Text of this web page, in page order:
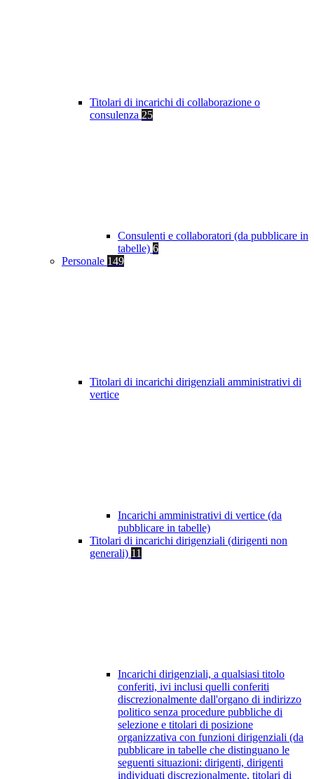
Titolari di incarichi di collaborazione o
consulenza 25
Consulenti e collaboratori (da pubblicare in
tabelle) 6
Personale 149
Titolari di incarichi dirigenziali amministrativi di
vertice
Incarichi amministrativi di vertice (da
pubblicare in tabelle)
Titolari di incarichi dirigenziali (dirigenti non
generali) 11
Incarichi dirigenziali, a qualsiasi titolo
conferiti, ivi inclusi quelli conferiti
discrezionalmente dall'organo di indirizzo
politico senza procedure pubbliche di
selezione e titolari di posizione
organizzativa con funzioni dirigenziali (da
pubblicare in tabelle che distinguano le
seguenti situazioni: dirigenti, dirigenti
individuati discrezionalmente, titolari di